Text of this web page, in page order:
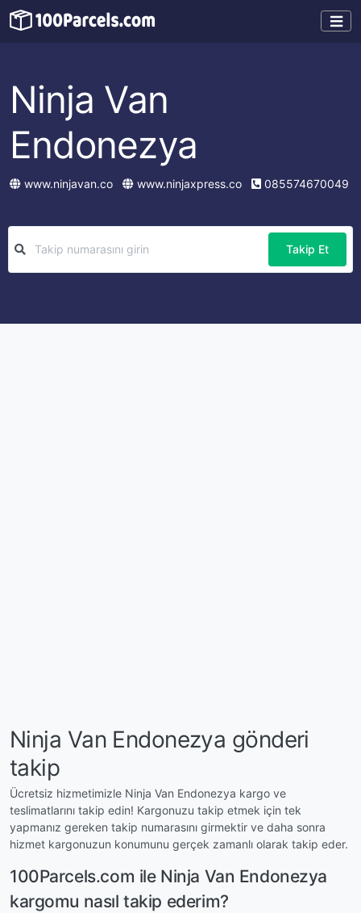
Ninja Van
Endonezya
www.ninjavan.co www.ninjaxpress.co 085574670049
Takip Et
Ninja Van Endonezya gönderi
takip
Ücretsiz hizmetimizle Ninja Van Endonezya kargo ve
teslimatlarını takip edin! Kargonuzu takip etmek için tek
yapmanız gereken takip numarasını girmektir ve daha sonra
hizmet kargonuzun konumunu gerçek zamanlı olarak takip eder.
100Parcels.com ile Ninja Van Endonezya
kargomu nasıl takip ederim?